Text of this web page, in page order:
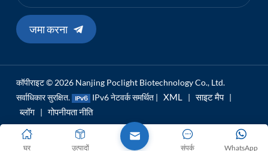
जमा करना
कॉपीराइट © 2026 Nanjing Poclight Biotechnology Co., Ltd.
सर्वाधिकार सुरक्षित.
IPv6 नेटवर्क समर्थित | XML | साइट मैप |
ब्लॉग | गोपनीयता नीति
घर उत्पादों WhatsApp
संपर्क